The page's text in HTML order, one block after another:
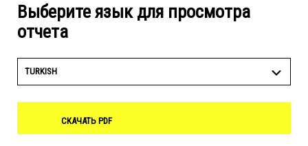
Выберите язык для просмотра
отчета
TURKISH
СКАЧАТЬ PDF